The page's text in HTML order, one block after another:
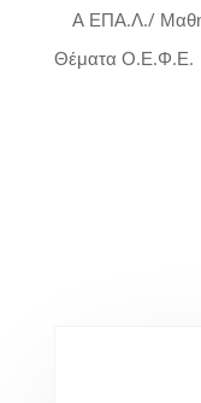
Α ΕΠΑ.Λ./
Θέματα Ο.Ε.Φ.Ε.